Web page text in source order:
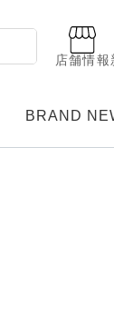
店舗情報
BRAND